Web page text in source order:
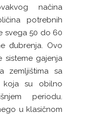
načina
potrebnih
svega 50 do 60
đubrenja. Ovo
gajenja
zemljištima sa
koja su obilno
periodu.
u klasičnom